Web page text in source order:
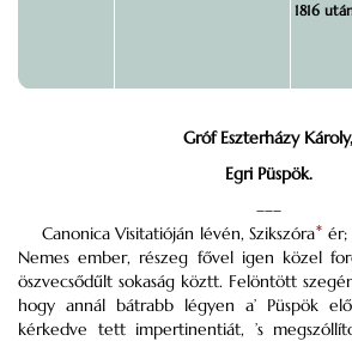
1816
Gróf Eszterházy Károly,
Egri Püspök.
–––
Canonica Visitatióján lévén, Szikszóra* ér;
Nemes ember, részeg fővel igen közel
öszvecsődűlt sokaság köztt. Felöntött
hogy annál bátrabb légyen a’ Püspök
kérkedve tett impertinentiát, ’s